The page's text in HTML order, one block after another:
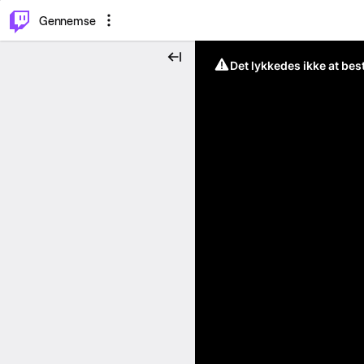
Gennemse
Det lykkedes ikke at